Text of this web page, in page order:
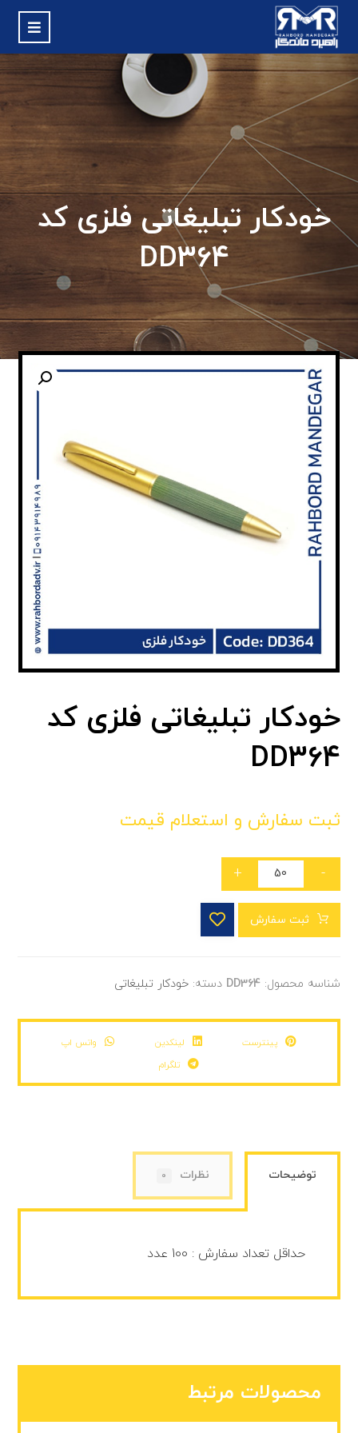
خودکار تبلیغاتی فلزی کد
DD364
خودکار تبلیغاتی فلزی کد
DD364
ثبت سفارش و استعلام قیمت
-
+
ثبت سفارش
شناسه محصول:DD364 دسته:خودکار تبلیغاتی
پینترست لینکدین
واتس اپ
تلگرام
توضیحات نظرات 0
حداقل تعداد سفارش : 100 عدد
محصولات مرتبط